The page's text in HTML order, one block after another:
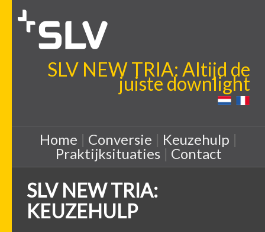
SLV NEW TRIA: Altijd de
juiste downlight
Home | Conversie | Keuzehulp |
Praktijksituaties| Contact
SLV NEW TRIA:
KEUZEHULP